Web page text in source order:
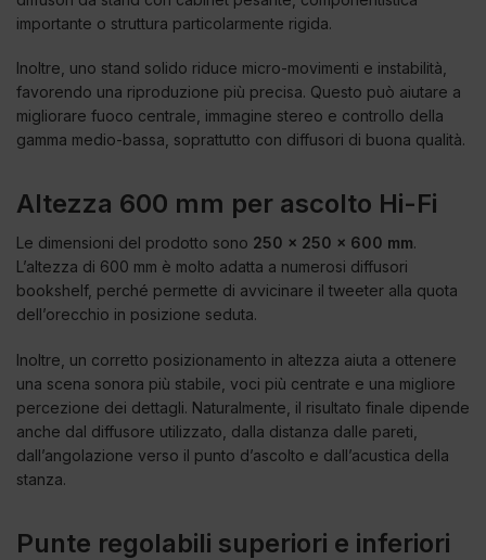
importante o struttura particolarmente rigida.
Inoltre, uno stand solido riduce micro-movimenti e instabilità,
favorendo una riproduzione più precisa. Questo può aiutare a
migliorare fuoco centrale, immagine stereo e controllo della
gamma medio-bassa, soprattutto con diffusori di buona qualità.
Altezza 600 mm per ascolto Hi-Fi
Le dimensioni del prodotto sono 250 x 250 x 600 mm.
L’altezza di 600 mm è molto adatta a numerosi diffusori
bookshelf, perché permette di avvicinare il tweeter alla quota
dell’orecchio in posizione seduta.
Inoltre, un corretto posizionamento in altezza aiuta a ottenere
una scena sonora più stabile, voci più centrate e una migliore
percezione dei dettagli. Naturalmente, il risultato finale dipende
anche dal diffusore utilizzato, dalla distanza dalle pareti,
dall’angolazione verso il punto d’ascolto e dall’acustica della
stanza.
Punte regolabili superiori e inferiori